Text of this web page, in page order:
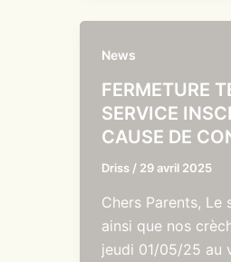
News
FERMETURE
SERVICE
CAUSE DE
Driss / 29 avril 2025
Chers Parents,
ainsi que nos
jeudi 01/05/25 au